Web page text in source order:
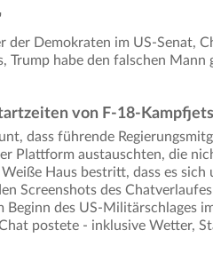
der Demokraten im US-Senat,
Trump habe den falschen
von F-18-Kampfjets
dass führende
Plattform austauschten, die
Haus bestritt, dass es sich
Screenshots des
Beginn des US-Militärschlages
postete - inklusive Wetter,